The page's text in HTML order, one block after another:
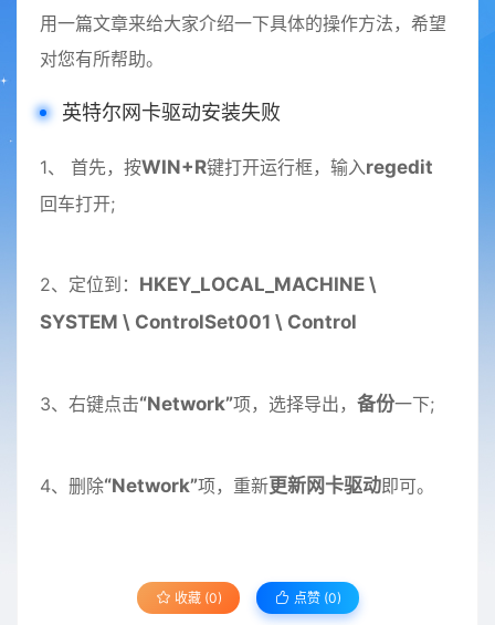
用一篇文章来给大家介绍一下具体的操作方法，希望
对您有所帮助。
英特尔网卡驱动安装失败
1、 首先，按WIN+R键打开运行框，输入regedit
回车打开;
2、定位到： HKEY_LOCAL_MACHINE \
SYSTEM \ ControlSet001 \ Control
3、右键点击“Network”项，选择导出， 备份一下;
4、删除“Network”项，重新更新网卡驱动即可。
收藏 (0) 点赞 (0)